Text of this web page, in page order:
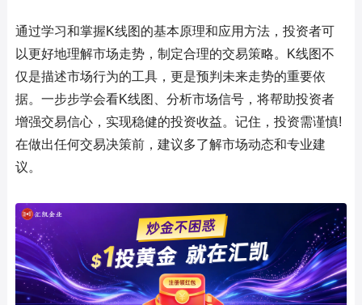
通过学习和掌握K线图的基本原理和应用方法，投资者可
以更好地理解市场走势，制定合理的交易策略。K线图不
仅是描述市场行为的工具，更是预判未来走势的重要依
据。一步步学会看K线图、分析市场信号，将帮助投资者
增强交易信心，实现稳健的投资收益。记住，投资需谨慎!
在做出任何交易决策前，建议多了解市场动态和专业建
议。